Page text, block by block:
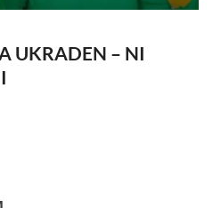
UKRADEN – NI